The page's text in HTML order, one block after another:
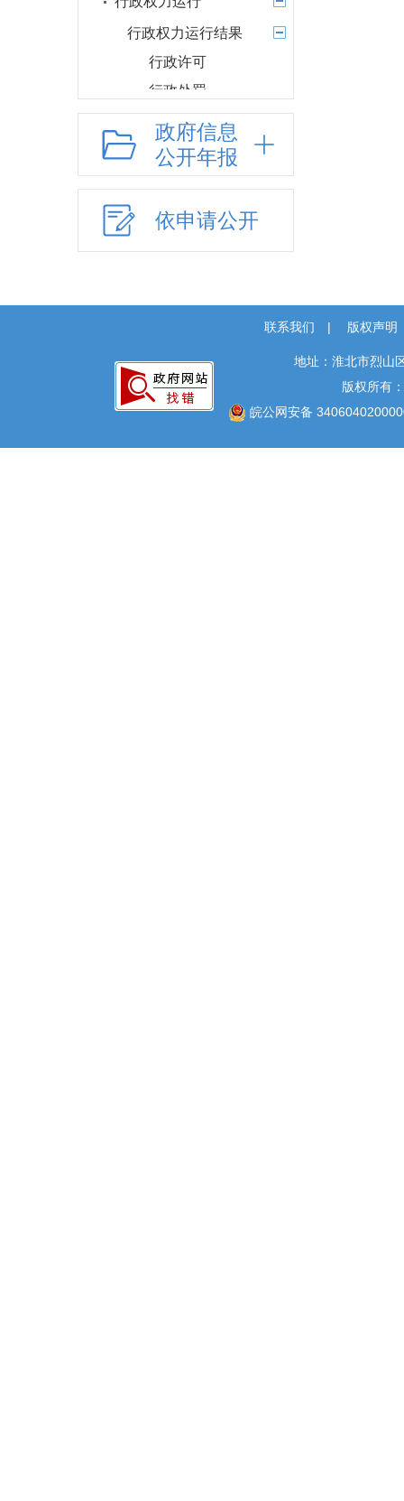
行政权力运行结果
行政许可
行政处罚
行政强制
行政规划
其他权力
行政许可和行政处
罚双公示
新闻发布
上级政策解读
政府信息
公开年报
依申请公开
联系我们 | 版权声明
地址：淮北市烈山
版权所有
皖公网安备